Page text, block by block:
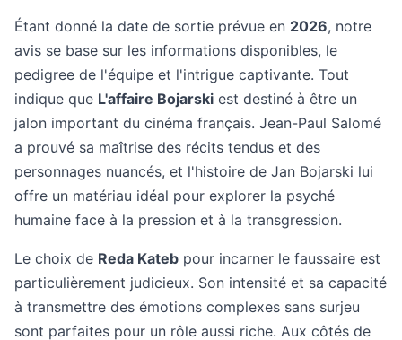
Étant donné la date de sortie prévue en 2026, notre
avis se base sur les informations disponibles, le
pedigree de l'équipe et l'intrigue captivante. Tout
indique que L'affaire Bojarski est destiné à être un
jalon important du cinéma français. Jean-Paul Salomé
a prouvé sa maîtrise des récits tendus et des
personnages nuancés, et l'histoire de Jan Bojarski lui
offre un matériau idéal pour explorer la psyché
humaine face à la pression et à la transgression.
Le choix de Reda Kateb pour incarner le faussaire est
particulièrement judicieux. Son intensité et sa capacité
à transmettre des émotions complexes sans surjeu
sont parfaites pour un rôle aussi riche. Aux côtés de